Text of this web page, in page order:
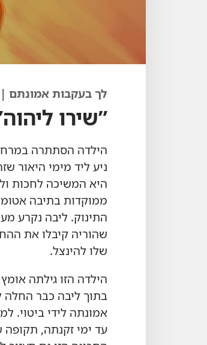
לך בעקבות אמונתם
‏”‏שירו
הילדה הסתתרה
ניע ליד מימי היאור
היא המשיכה לחכות
ממוקדות בתיבה
התינוק.‏ ליבה נקרע
שהוריה קיבלו את
שלו להינצל.‏
הילדה הזו גילתה
בתוך ליבה כבר החלה
אמונתה לידי ביטוי.‏
עד ימי זקנתה,‏